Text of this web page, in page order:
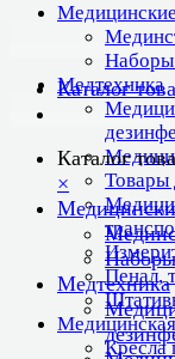
Наборы
Медтехника
Товары
Пенал,
Кресла
Каталог
Каталог
×
Медтехника